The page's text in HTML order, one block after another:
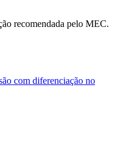
recomendada pelo MEC.
com diferenciação no